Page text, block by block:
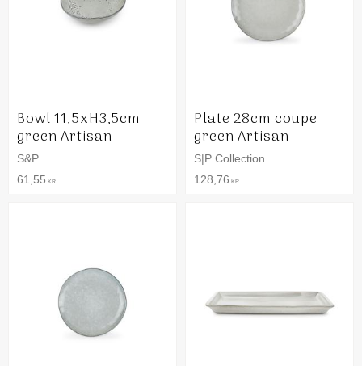
Bowl 11,5xH3,5cm
green Artisan
S&P
61,55 KR
Plate 28cm coupe
green Artisan
S|P Collection
128,76 KR